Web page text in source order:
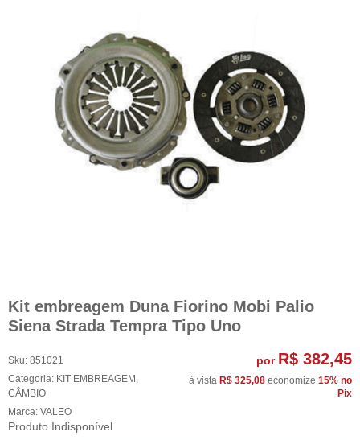
Kit embreagem Duna Fiorino Mobi Palio
Siena Strada Tempra Tipo Uno
Sku: 851021
Categoria: KIT EMBREAGEM ,
CÂMBIO
Marca: VALEO
Produto Indisponível
por R$ 382,45
à vista R$ 325,08 economize 15% no
Pix